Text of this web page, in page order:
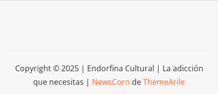
Copyright © 2025 | Endorfina Cultural | La adicción
que necesitas | NewsCorn deThemeArile